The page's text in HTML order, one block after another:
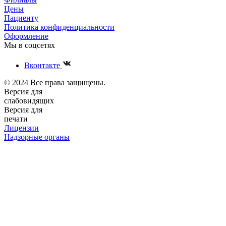
Цены
Пациенту
Политика конфиденциальности
Оформление
Мы в соцсетях
Вконтакте
© 2024 Все права защищены.
Версия для
слабовидящих
Версия для
печати
Лицензии
Надзорные органы